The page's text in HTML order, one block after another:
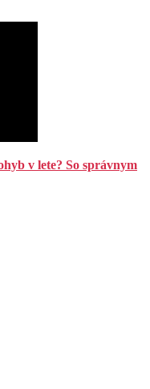
v lete? So správnym